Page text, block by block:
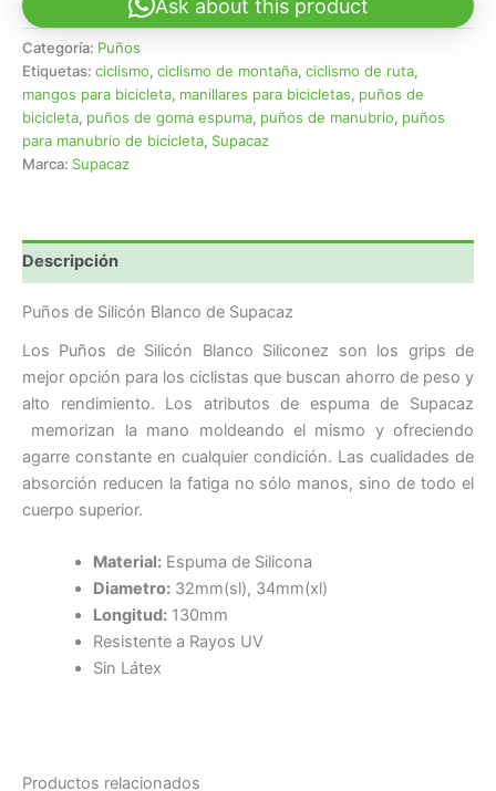
Ask about this product
Categoría: Puños
Etiquetas: ciclismo, ciclismo de montaña, ciclismo de ruta,
mangos para bicicleta, manillares para bicicletas, puños de
bicicleta, puños de goma espuma, puños de manubrio, puños
para manubrio de bicicleta, Supacaz
Marca: Supacaz
Descripción
Puños de Silicón Blanco de Supacaz
Los Puños de Silicón Blanco Siliconez son los grips de
mejor opción para los ciclistas que buscan ahorro de peso y
alto rendimiento. Los atributos de espuma de Supacaz
memorizan la mano moldeando el mismo y ofreciendo
agarre constante en cualquier condición. Las cualidades de
absorción reducen la fatiga no sólo manos, sino de todo el
cuerpo superior.
Material:Espuma de Silicona
Diametro:32mm(sl), 34mm(xl)
Longitud:130mm
Resistente a Rayos UV
Sin Látex
Productos relacionados